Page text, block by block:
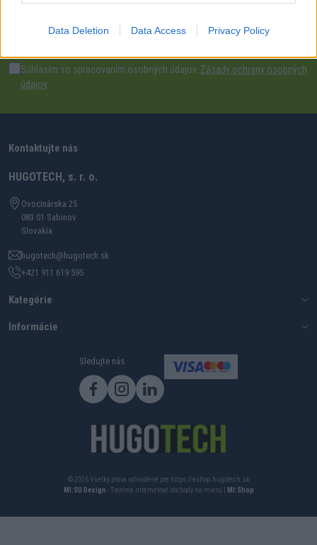
Data Deletion Data Access Privacy Policy
Súhlasím so spracovaním osobných údajov. Zásady ochrany osobných
údajov.
PRIHLÁSIŤ SA
Sledujte nás
Kontaktujte nás
HUGOTECH, s. r. o.
Ovocinárska 25
083 01 Sabinov
Slovakia
hugotech@hugotech.sk
+421 911 619 595
Kategórie
Informácie
© 2026 Všetky práva vyhradené pre https://eshop.hugotech.sk
MI:SU Design - Tvoríme internetové obchody na mieru | MI:Shop